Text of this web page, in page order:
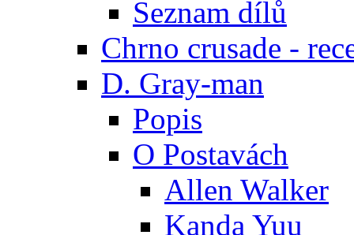
Seznam dílů
Chrno crusade -
D. Gray-man
Popis
O Postavách
Allen Walker
Kanda Yuu